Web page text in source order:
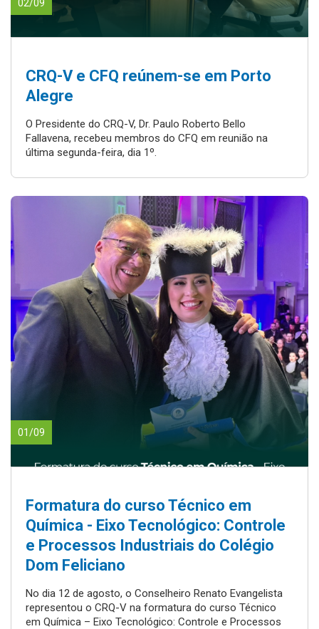
02/09
CRQ-V e CFQ reúnem-se em Porto
Alegre
O Presidente do CRQ-V, Dr. Paulo Roberto Bello
Fallavena, recebeu membros do CFQ em reunião na
última segunda-feira, dia 1º.
01/09
Formatura do curso Técnico em
Química - Eixo Tecnológico: Controle
e Processos Industriais do Colégio
Dom Feliciano
No dia 12 de agosto, o Conselheiro Renato Evangelista
representou o CRQ-V na formatura do curso Técnico
em Química – Eixo Tecnológico: Controle e Processos